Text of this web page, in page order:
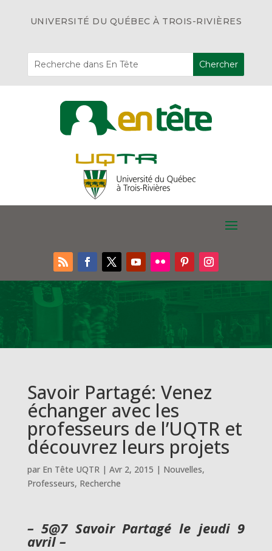
UNIVERSITÉ DU QUÉBEC À TROIS-RIVIÈRES
Savoir Partagé: Venez
échanger avec les
professeurs de l’UQTR et
découvrez leurs projets
par En Tête UQTR| Avr 2, 2015 | Nouvelles,
Professeurs, Recherche
– 5@7 Savoir Partagé le jeudi 9
avril –